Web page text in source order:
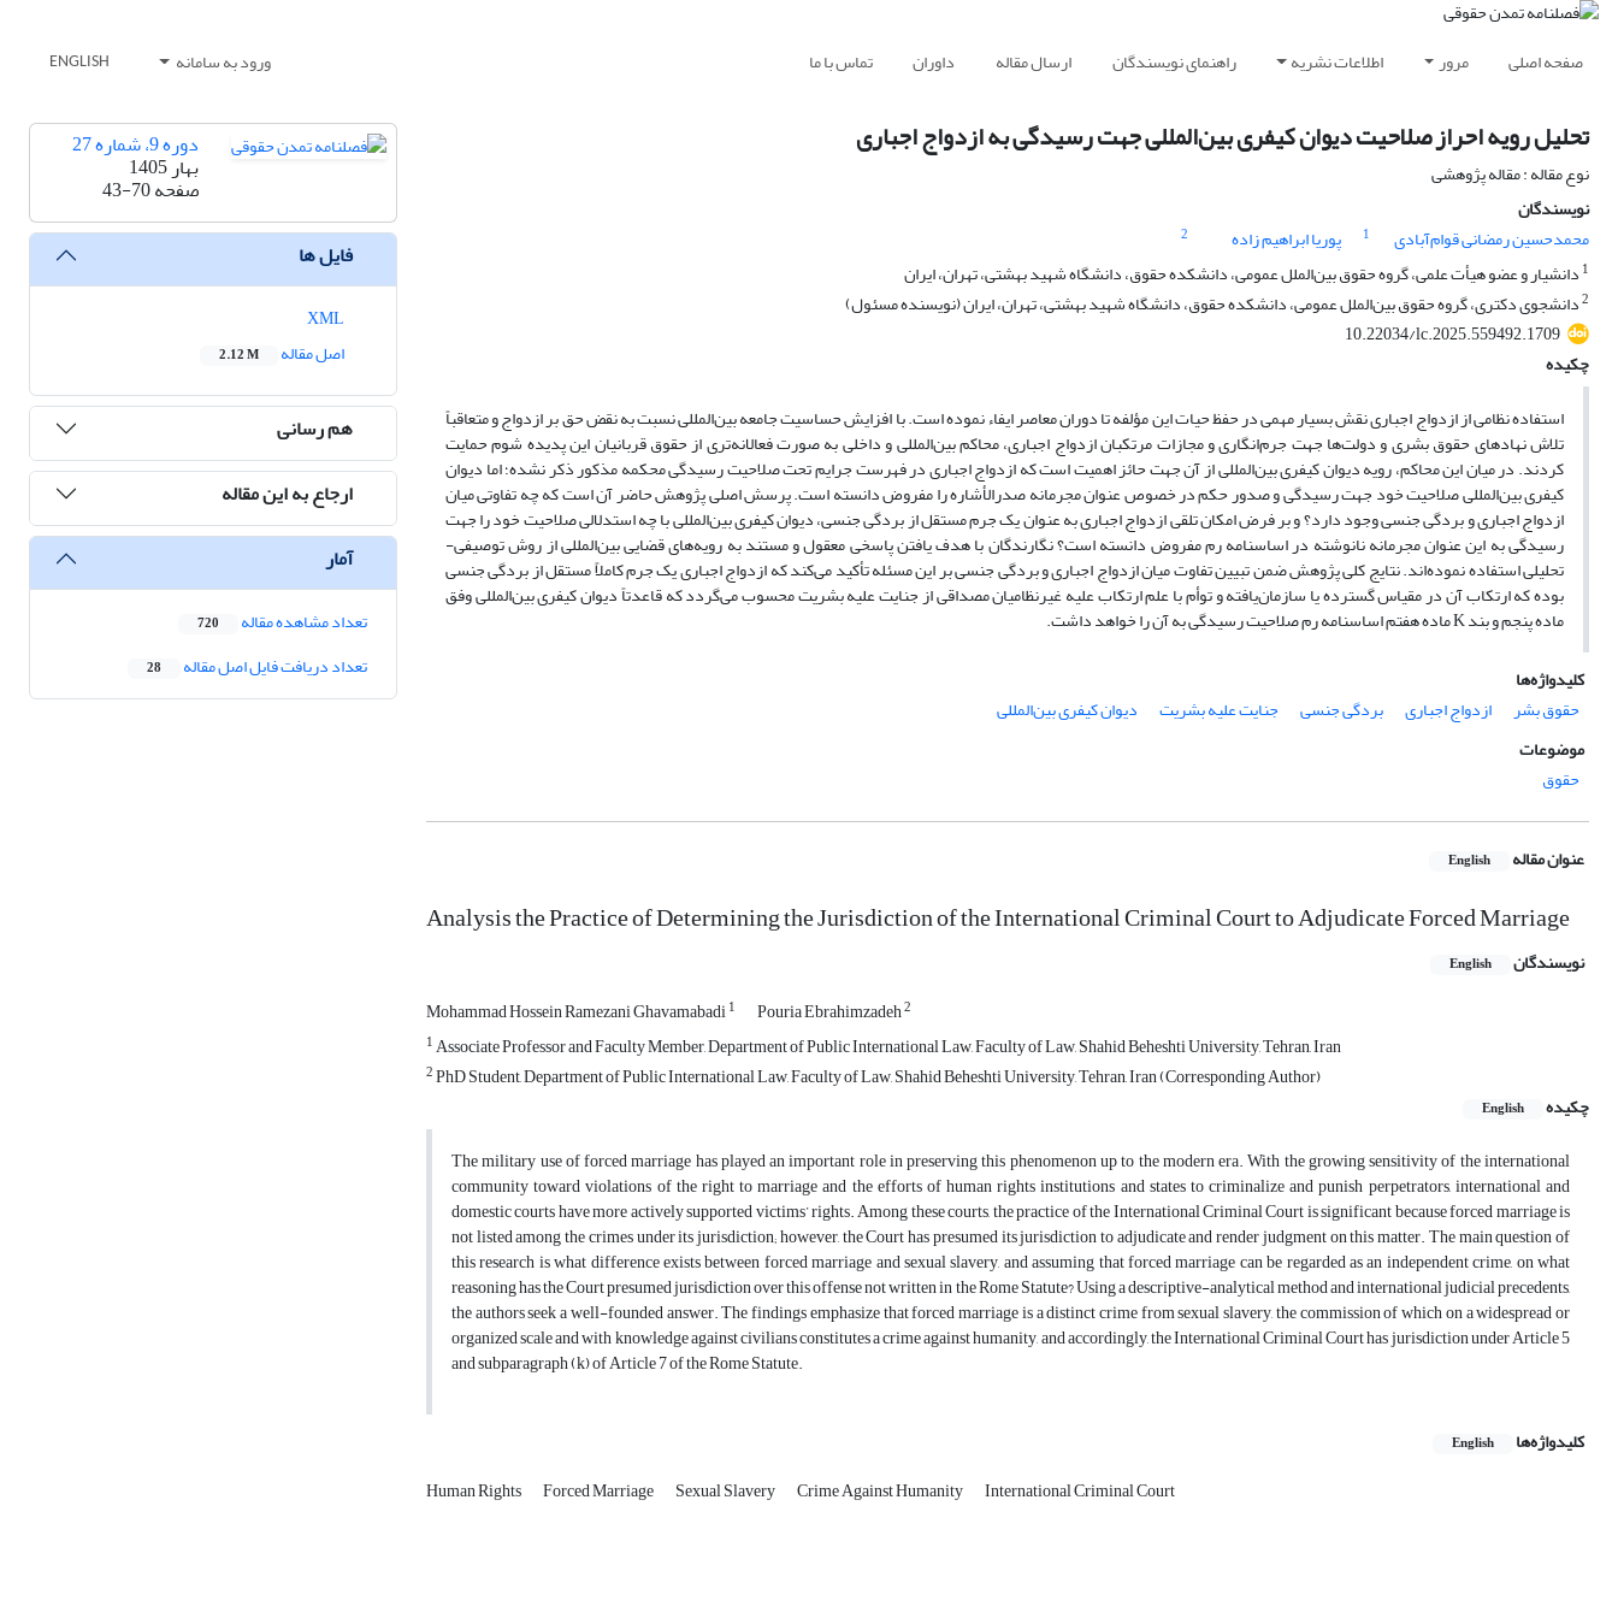
صفحه اصلی مرور اطلاعات نشریه راهنمای نویسندگان ارسال مقاله داوران تماس با ما ورود به سامانه ENGLISH
تحلیل رویه احراز صلاحیت دیوان کیفری بین‌المللی جهت رسیدگی به ازدواج اجباری
نوع مقاله : مقاله پژوهشی
نویسندگان
محمدحسین رمضانی قوام‌آبادی
1 پوریا ابراهیم زاده
2
1 دانشیار و عضو هیأت علمی، گروه حقوق بین‌الملل عمومی، دانشکده حقوق، دانشگاه شهید بهشتی، تهران، ایران
2دانشجوی دکتری، گروه حقوق بین‌الملل عمومی، دانشکده حقوق، دانشگاه شهید بهشتی، تهران، ایران (نویسنده مسئول)
10.22034/lc.2025.559492.1709
چکیده
استفاده نظامی از ازدواج اجباری نقش بسیار مهمی در حفظ حیات این مؤلفه تا دوران معاصر ایفاء نموده است. با افزایش حساسیت جامعه بین‌المللی نسبت به نقض حق بر ازدواج و متعاقباً
تلاش نهادهای حقوق بشری و دولت‌ها جهت جرم‌انگاری و مجازات مرتکبان ازدواج اجباری، محاکم بین‌المللی و داخلی به صورت فعالانه‌تری از حقوق قربانیان این پدیده شوم حمایت
کردند. در میان این محاکم، رویه دیوان کیفری بین‌المللی از آن جهت حائز اهمیت است که ازدواج اجباری در فهرست جرایم تحت صلاحیت رسیدگی محکمه مذکور ذکر نشده؛ اما دیوان
کیفری بین‌المللی صلاحیت خود جهت رسیدگی و صدور حکم در خصوص عنوان مجرمانه صدرالأشاره را مفروض دانسته است. پرسش اصلی پژوهش حاضر آن است که چه تفاوتی میان
ازدواج اجباری و بردگی جنسی وجود دارد؟ و بر فرض امکان تلقی ازدواج اجباری به عنوان یک جرم مستقل از بردگی جنسی، دیوان کیفری بین‌المللی با چه استدلالی صلاحیت خود را جهت
رسیدگی به این عنوان مجرمانه نانوشته در اساسنامه رم مفروض دانسته است؟ نگارندگان با هدف یافتن پاسخی معقول و مستند به رویه‌های قضایی بین‌المللی از روش توصیفی-
تحلیلی استفاده نموده‌اند. نتایج کلی پژوهش ضمن تبیین تفاوت میان ازدواج اجباری و بردگی جنسی بر این مسئله تأکید می‌کند که ازدواج اجباری یک جرم کاملاً مستقل از بردگی جنسی
بوده که ارتکاب آن در مقیاس گسترده یا سازمان‌یافته و توأم با علم ارتکاب علیه غیرنظامیان مصداقی از جنایت علیه بشریت محسوب می‌گردد که قاعدتاً دیوان کیفری بین‌المللی وفق
ماده پنجم و بندKماده هفتم اساسنامه رم صلاحیت رسیدگی به آن را خواهد داشت.
کلیدواژه‌ها
حقوق بشر
ازدواج اجباری بردگی جنسی جنایت علیه بشریت
دیوان کیفری بین‌المللی
موضوعات
حقوق
عنوان مقاله English
Analysis the Practice of Determining the Jurisdiction of the International Criminal Court to Adjudicate Forced Marriage
نویسندگان English
Mohammad Hossein Ramezani Ghavamabadi1 Pouria Ebrahimzadeh2
1Associate Professor and Faculty Member, Department of Public International Law, Faculty of Law, Shahid Beheshti University, Tehran, Iran
2PhD Student, Department of Public International Law, Faculty of Law, Shahid Beheshti University, Tehran, Iran (Corresponding Author)
چکیده
English
The military use of forced marriage has played an important role in preserving this phenomenon up to the modern era. With the growing sensitivity of the international
community toward violations of the right to marriage and the efforts of human rights institutions and states to criminalize and punish perpetrators, international and
domestic courts have more actively supported victims’ rights. Among these courts, the practice of the International Criminal Court is significant because forced marriage is
not listed among the crimes under its jurisdiction; however, the Court has presumed its jurisdiction to adjudicate and render judgment on this matter. The main question of
this research is what difference exists between forced marriage and sexual slavery, and assuming that forced marriage can be regarded as an independent crime, on what
reasoning has the Court presumed jurisdiction over this offense not written in the Rome Statute? Using a descriptive-analytical method and international judicial precedents,
the authors seek a well-founded answer. The findings emphasize that forced marriage is a distinct crime from sexual slavery, the commission of which on a widespread or
organized scale and with knowledge against civilians constitutes a crime against humanity, and accordingly, the International Criminal Court has jurisdiction under Article 5
and subparagraph (k) of Article 7 of the Rome Statute.
کلیدواژه‌ها English
Human Rights Forced Marriage Sexual Slavery Crime Against Humanity International Criminal Court
دوره 9، شماره 27
بهار 1405
صفحه43-70
فایل ها
اصل مقاله
2.12 M
هم رسانی
ارجاع به این مقاله
آمار
تعداد مشاهده مقاله 720
تعداد دریافت فایل اصل مقاله 28